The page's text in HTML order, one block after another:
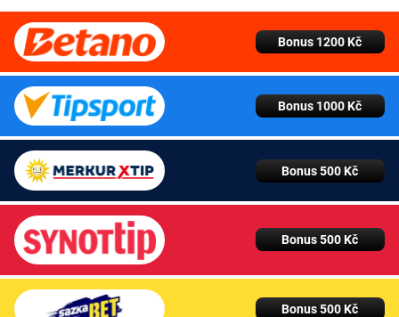
Bonus 1200 Kč
Bonus 1000 Kč
Bonus 500 Kč
Bonus 500 Kč
Bonus 500 Kč